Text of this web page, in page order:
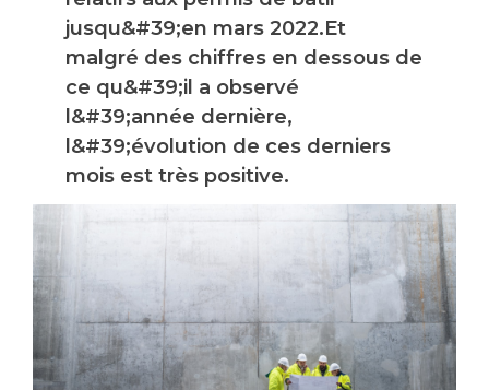
jusqu&#39;en mars 2022.Et
malgré des chiffres en dessous de
ce qu&#39;il a observé
l&#39;année dernière,
l&#39;évolution de ces derniers
mois est très positive.